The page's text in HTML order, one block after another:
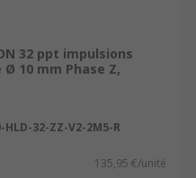
32 ppt impulsions
10 mm Phase Z,
HLD-32-ZZ-V2-2M5-R
135,95 €/unité